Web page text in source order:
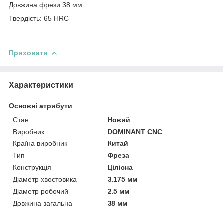
Довжина фрези:38 мм
Твердість: 65 HRC
Приховати
Характеристики
Основні атрибути
Стан
Новий
Виробник
DOMINANT CNC
Країна виробник
Китай
Тип
Фреза
Конструкція
Цілісна
Діаметр хвостовика
3.175 мм
Діаметр робочий
2.5 мм
Довжина загальна
38 мм